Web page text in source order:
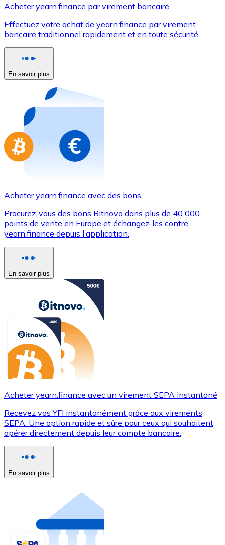
Carte de crédit / débit
Utilisez les cartes Visa et Mastercard pour acheter
Acheter avec carte
Nouveau
Achetez des cartes-cadeaux de vos marques
Aller à la boutique de cartes-cadeaux
Acheter yearn.finance par virement bancaire
Effectuez votre achat de yearn.finance par virement
bancaire traditionnel rapidement et en toute sécurité.
En savoir plus
Acheter yearn.finance avec des bons
Procurez-vous des bons Bitnovo dans plus de 40 000
points de vente en Europe et échangez-les contre
yearn.finance depuis l’application.
En savoir plus
Acheter yearn.finance avec un virement SEPA instantané
Recevez vos YFI instantanément grâce aux virements
SEPA. Une option rapide et sûre pour ceux qui souhaitent
opérer directement depuis leur compte bancaire.
En savoir plus